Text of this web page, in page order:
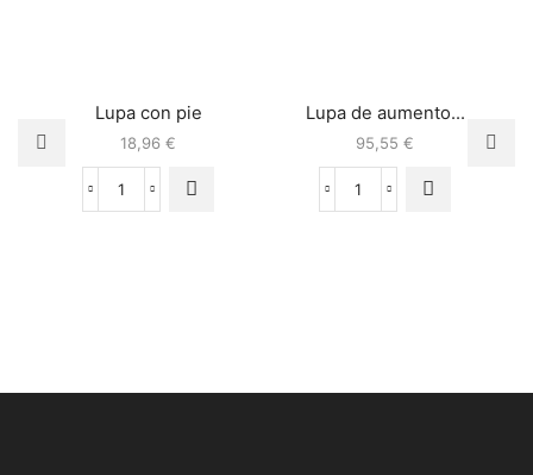
Lupa con pie
18,96 €
Lupa de aumento...
95,55 €